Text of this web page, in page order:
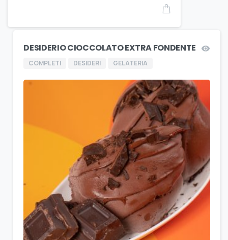
DESIDERIO CIOCCOLATO EXTRA FONDENTE
COMPLETI DESIDERI GELATERIA